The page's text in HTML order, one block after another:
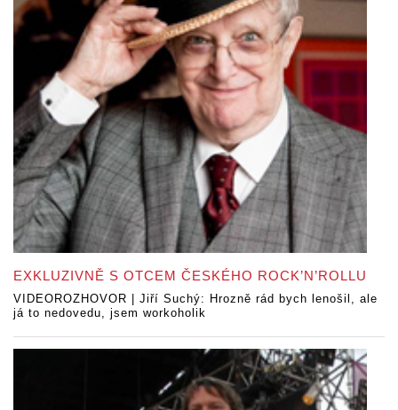
EXKLUZIVNĚ S OTCEM ČESKÉHO ROCK’N’ROLLU
VIDEOROZHOVOR | Jiří Suchý: Hrozně rád bych lenošil, ale
já to nedovedu, jsem workoholik